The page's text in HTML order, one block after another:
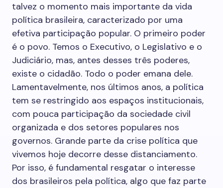
talvez o momento mais importante da vida
política brasileira, caracterizado por uma
efetiva participação popular. O primeiro poder
é o povo. Temos o Executivo, o Legislativo e o
Judiciário, mas, antes desses três poderes,
existe o cidadão. Todo o poder emana dele.
Lamentavelmente, nos últimos anos, a política
tem se restringido aos espaços institucionais,
com pouca participação da sociedade civil
organizada e dos setores populares nos
governos. Grande parte da crise política que
vivemos hoje decorre desse distanciamento.
Por isso, é fundamental resgatar o interesse
dos brasileiros pela política, algo que faz parte